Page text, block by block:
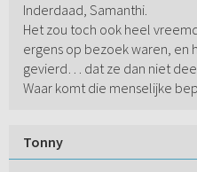
Inderdaad, Samanthi.
Het zou toch ook heel
ergens op bezoek waren, en
gevierd… dat ze dan niet
Waar komt die menselijke
Tonny